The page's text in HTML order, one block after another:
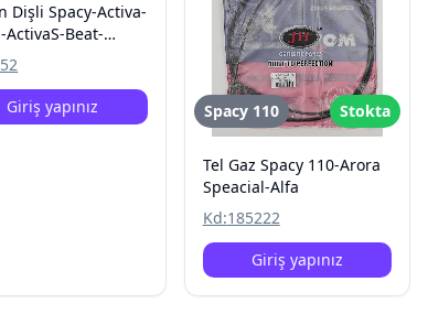
Dişli Spacy-Activa-
ActivaS-Beat-
Special-
Giriş yapınız
Spacy 110 Stokta
Tel Gaz Spacy 110-Arora
Speacial-Alfa
Kd:185222
Giriş yapınız